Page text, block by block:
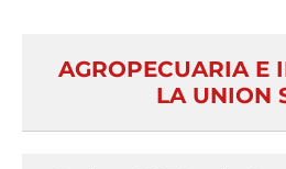
AGROPECUARIA E
LA UNION